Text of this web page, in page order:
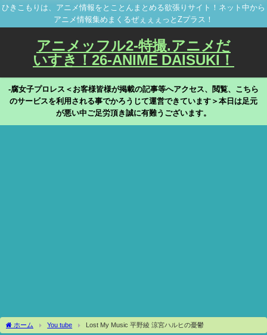
ひきこもりは、アニメ情報をとことんまとめる欲張りサイト！ネット中から
アニメ情報集めまくるぜぇぇぇっとZプラス！
アニメッフル2-特撮.アニメだ
いすき！26-ANIME DAISUKI！
-腐女子プロレス＜お客様皆様が掲載の記事等へアクセス、閲覧、こちら
のサービスを利用される事でかろうじて運営できています＞本日は足元
が悪い中ご足労頂き誠に有難うございます。
ホーム You tube Lost My Music 平野綾 涼宮ハルヒの憂鬱